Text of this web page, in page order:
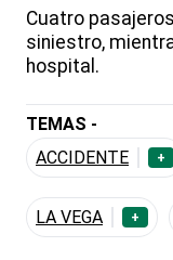
Cuatro
siniestro,
hospital.
TEMAS -
ACCIDENTE
+
LA VEGA +